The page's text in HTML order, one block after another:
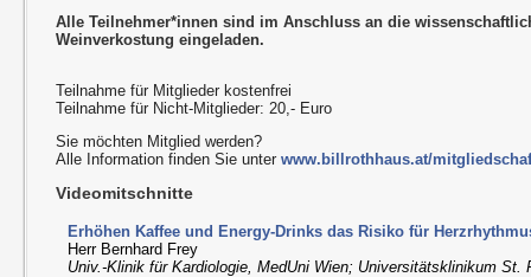
Alle Teilnehmer*innen sind im Anschluss an die
Weinverkostung eingeladen.
Teilnahme für Mitglieder kostenfrei
Teilnahme für Nicht-Mitglieder: 20,- Euro
Sie möchten Mitglied werden?
Alle Information finden Sie unterwww.billrothhaus.at/
Videomitschnitte
Erhöhen Kaffee und Energy-Drinks das Risiko für
Herr Bernhard Frey
Univ.-Klinik für Kardiologie, MedUni Wien; Universitätsklinikum St.